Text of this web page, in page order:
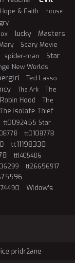
Hope & Faith
house
lucky
Masters
Scary Movie
spider-man
Star
New Worlds
Ted Lasso
The Ark
The
Hood
The
The Isolate Thief
tt0092455 Star
tt0108778
tt11198330
tt1405406
tt26656917
Widow's
pridržane